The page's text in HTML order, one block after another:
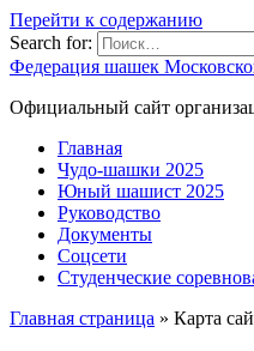
Перейти к содержанию
Search for:
Федерация шашек
Официальный сайт
Главная
Чудо-шашки 2025
Юный шашист 2025
Руководство
Документы
Соцсети
Студенческие
Главная страница » Карта